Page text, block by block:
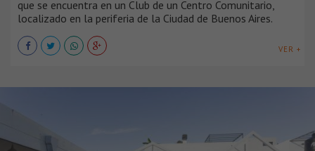
que se encuentra en un Club de un Centro Comunitario,
localizado en la periferia de la Ciudad de Buenos Aires.
VER +